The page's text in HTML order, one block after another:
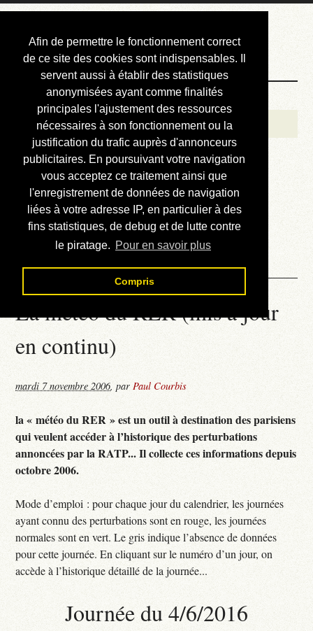
Afin de permettre le fonctionnement correct
de ce site des cookies sont indispensables. Il
servent aussi à établir des statistiques
anonymisées ayant comme finalités
principales l'ajustement des ressources
nécessaires à son fonctionnement ou la
justification du trafic auprès d'annonceurs
publicitaires. En poursuivant votre navigation
vous acceptez ce traitement ainsi que
l'enregistrement de données de navigation
liées à votre adresse IP, en particulier à des
fins statistiques, de debug et de lutte contre
le piratage. Pour en savoir plus
Compris
Courbis, « LE »
Blog Officiel
Bienvenue
Réalisations
Divers (et d’été)
Annonces
Liens externes
Téléchargement
Contact
La météo du RER (mis à jour
en continu)
mardi 7 novembre 2006,parPaul Courbis
la « météo du RER » est un outil à destination des parisiens
qui veulent accéder à l’historique des perturbations
annoncées par la RATP... Il collecte ces informations depuis
octobre 2006.
Mode d’emploi : pour chaque jour du calendrier, les journées
ayant connu des perturbations sont en rouge, les journées
normales sont en vert. Le gris indique l’absence de données
pour cette journée. En cliquant sur le numéro d’un jour, on
accède à l’historique détaillé de la journée...
Journée du 4/6/2016